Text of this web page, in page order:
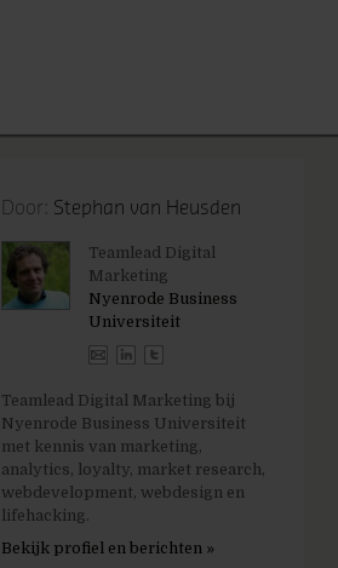
Door: Stephan van Heusden
Teamlead Digital
Marketing
Nyenrode Business
Universiteit
Teamlead Digital Marketing bij
Nyenrode Business Universiteit
met kennis van marketing,
analytics, loyalty, market research,
webdevelopment, webdesign en
lifehacking.
Bekijk profiel en berichten »